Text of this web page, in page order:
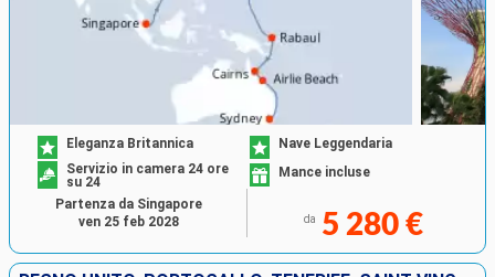
Eleganza Britannica
Nave Leggendaria
Servizio in camera 24 ore
su 24
Mance incluse
da 5 280 €
Partenza da Singapore
ven 25 feb 2028